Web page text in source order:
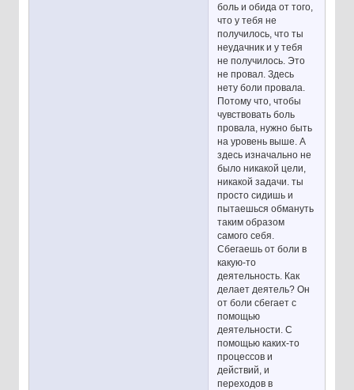
боль и обида от того,
что у тебя не
получилось, что ты
неудачник и у тебя
не получилось. Это
не провал. Здесь
нету боли провала.
Потому что, чтобы
чувствовать боль
провала, нужно быть
на уровень выше. А
здесь изначально не
было никакой цели,
никакой задачи. ты
просто сидишь и
пытаешься обмануть
таким образом
самого себя.
Сбегаешь от боли в
какую-то
деятельность. Как
делает деятель? Он
от боли сбегает с
помощью
деятельности. С
помощью каких-то
процессов и
действий, и
переходов в